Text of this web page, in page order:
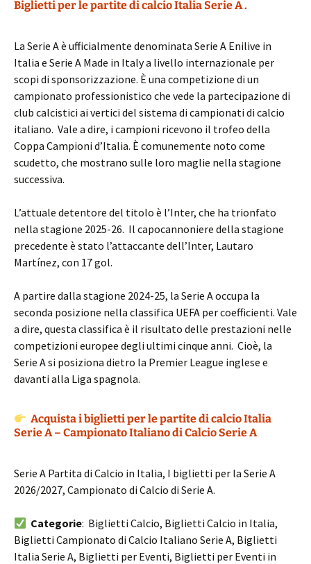
Biglietti per le partite di calcio Italia Serie A .
La Serie A è ufficialmente denominata Serie A Enilive in
Italia e Serie A Made in Italy a livello internazionale per
scopi di sponsorizzazione. È una competizione di un
campionato professionistico che vede la partecipazione di
club calcistici ai vertici del sistema di campionati di calcio
italiano. Vale a dire, i campioni ricevono il trofeo della
Coppa Campioni d’Italia. È comunemente noto come
scudetto, che mostrano sulle loro maglie nella stagione
successiva.
L’attuale detentore del titolo è l’Inter, che ha trionfato
nella stagione 2025-26. Il capocannoniere della stagione
precedente è stato l’attaccante dell’Inter, Lautaro
Martínez, con 17 gol.
A partire dalla stagione 2024-25, la Serie A occupa la
seconda posizione nella classifica UEFA per coefficienti. Vale
a dire, questa classifica è il risultato delle prestazioni nelle
competizioni europee degli ultimi cinque anni. Cioè, la
Serie A si posiziona dietro la Premier League inglese e
davanti alla Liga spagnola.
Acquista i biglietti per le partite di calcio Italia
Serie A – Campionato Italiano di Calcio Serie A
Serie A Partita di Calcio in Italia, I biglietti per la Serie A
2026/2027, Campionato di Calcio di Serie A.
Categorie: Biglietti Calcio, Biglietti Calcio in Italia,
Biglietti Campionato di Calcio Italiano Serie A, Biglietti
Italia Serie A, Biglietti per Eventi, Biglietti per Eventi in